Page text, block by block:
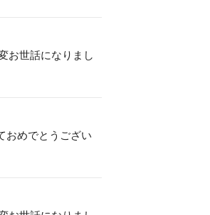
お世話になりまし
おめでとうござい